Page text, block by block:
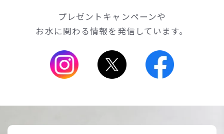
プレゼントキャンペーンや
お水に関わる情報を発信しています。